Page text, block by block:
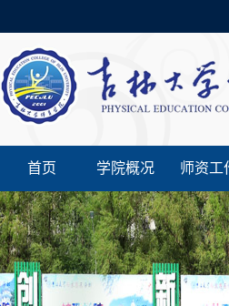
首页 学院概况 师资工